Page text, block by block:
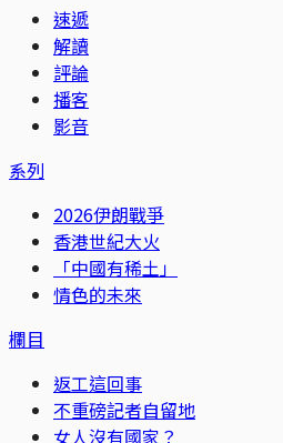
速遞
解讀
評論
播客
影音
系列
2026伊朗戰爭
香港世紀大火
「中國有稀土」
情色的未來
欄目
返工這回事
不重磅記者自留地
女人沒有國家？